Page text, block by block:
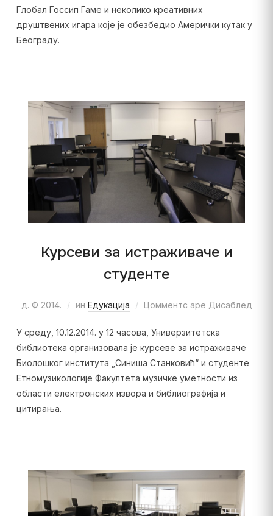
Глобал Госсип Гаме и неколико креативних
друштвених игара које је обезбедио Амерички кутак у
Београду.
Курсеви за истраживаче и
студенте
д. Ф 2014. ин Едукација Цомментс аре Дисаблед
У среду, 10.12.2014. у 12 часова, Универзитетска
библиотека организовала је курсеве за истраживаче
Биолошког института „Синиша Станковић“ и студенте
Етномузикологије Факултета музичке уметности из
области електронских извора и библиографија и
цитирања.